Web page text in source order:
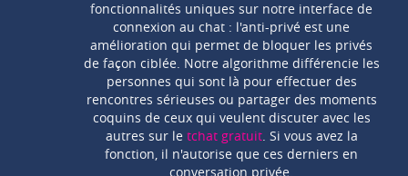
fonctionnalités uniques sur notre interface de
connexion au chat : l'anti-privé est une
amélioration qui permet de bloquer les privés
de façon ciblée. Notre algorithme différencie les
personnes qui sont là pour effectuer des
rencontres sérieuses ou partager des moments
coquins de ceux qui veulent discuter avec les
autres sur le tchat gratuit. Si vous avez la
fonction, il n'autorise que ces derniers en
conversation privée.